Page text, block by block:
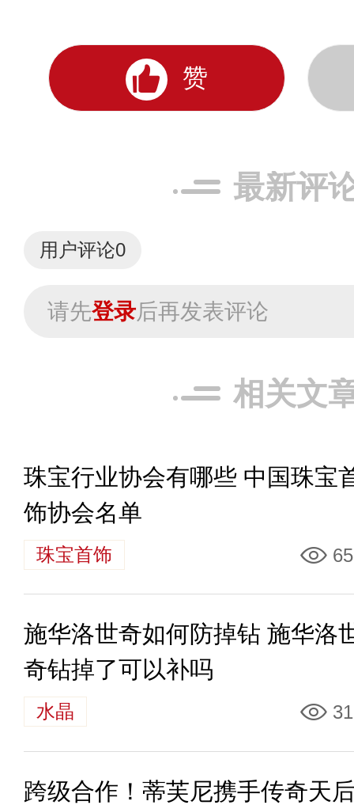
赞
最新评
用户评论0
请先登录后再发表评论
相关文
珠宝行业协会有哪些 中国珠宝
饰协会名单
珠宝首饰
施华洛世奇如何防掉钻 施华洛
奇钻掉了可以补吗
水晶
跨级合作！蒂芙尼携手传奇天